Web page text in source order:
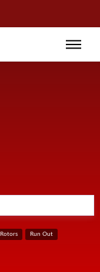
Rotors Run Out